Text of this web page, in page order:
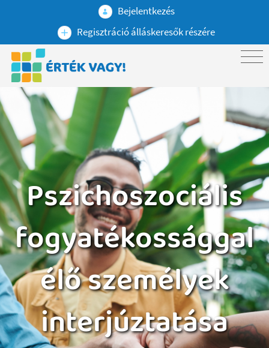
Bejelentkezés
Regisztráció álláskeresők részére
Pszichoszociális
fogyatékossággal
élő személyek
interjúztatása